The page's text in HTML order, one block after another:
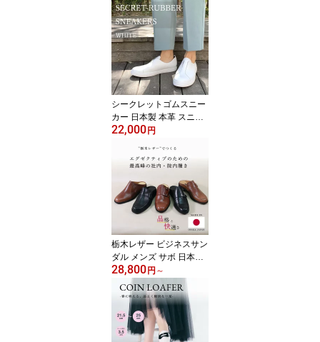
きやすい 痛くない 3E き
れいめ おしゃれ カジュ
アル 高級 レザースニー
カー レディース スリッ
ポン カップインソール
婦人靴 履きやすい 脱ぎ
履き簡単 大きいサイズ
小さいサイズ 手作り
シークレットゴムスニー
カー 日本製 本革 スニー
カー スリッポン レディ
ル ミニマル 上品 きれい
め おしゃれ 3E レザース
ニーカー 痛くない 歩き
やすい 白底 牛革 高級 レ
ディースシューズ 通勤
ビジネス カップインソー
ル
22,000 円
栃木レザー ビジネスサン
ダル メンズ サボ 日本製
職人手作り 4モデル 蒸れ
ない 快適 柔らかい 本革
軽量 オフィスサンダル
院内履き 社内履き 足ム
レ防止 クールビズ 通気
性 かかとなし デスクワ
28,800 円 ～